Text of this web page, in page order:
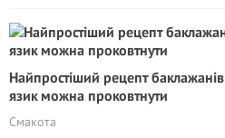
Найпростіший рецепт
язик можна проковтнути
Смакота